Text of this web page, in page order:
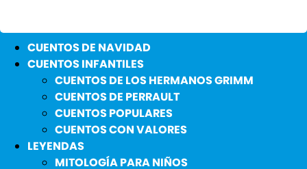
CUENTOS DE NAVIDAD
CUENTOS INFANTILES
CUENTOS DE LOS HERMANOS GRIMM
CUENTOS DE PERRAULT
CUENTOS POPULARES
CUENTOS CON VALORES
LEYENDAS
MITOLOGÍA PARA NIÑOS